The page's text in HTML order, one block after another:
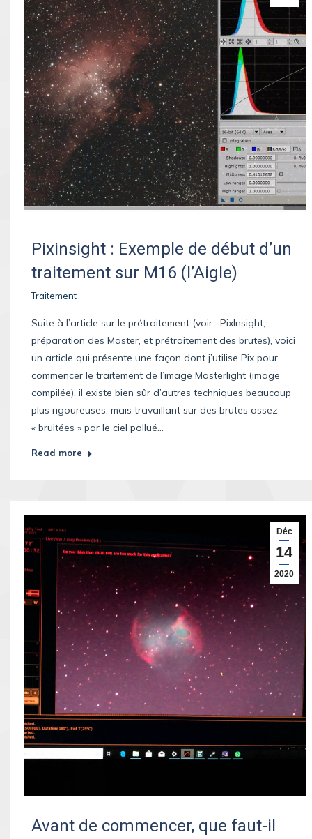
Pixinsight : Exemple de début d’un
traitement sur M16 (l’Aigle)
Traitement
Suite à l’article sur le prétraitement (voir : PixInsight,
préparation des Master, et prétraitement des brutes), voici
un article qui présente une façon dont j’utilise Pix pour
commencer le traitement de l’image Masterlight (image
compilée). il existe bien sûr d’autres techniques beaucoup
plus rigoureuses, mais travaillant sur des brutes assez
« bruitées » par le ciel pollué…
Read more
Déc
14
2020
Avant de commencer, que faut-il